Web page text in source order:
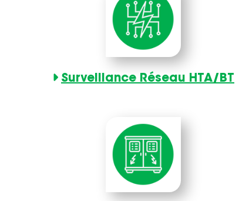
Surveillance Réseau HTA/BT